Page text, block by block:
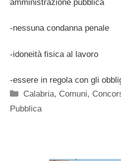
amministrazione pubblica
-nessuna condanna penale
-idoneità fisica al lavoro
-essere in regola con gli
Categorie
Calabria, Comuni,
Pubblica